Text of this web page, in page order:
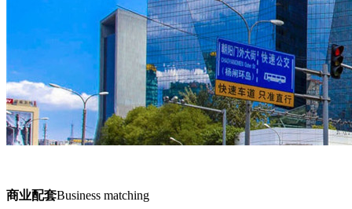
商业配套Business matching